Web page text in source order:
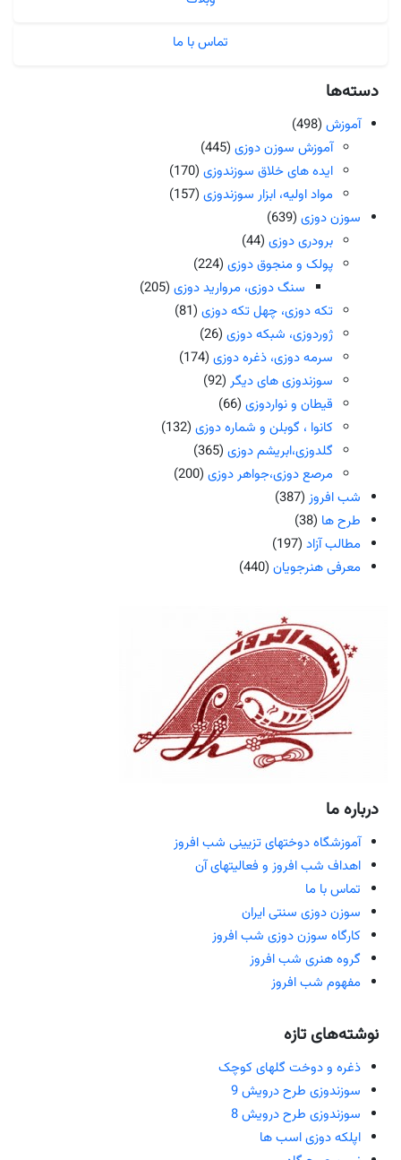
تماس با ما
دسته‌ها
آموزش (498)
آموزش سوزن دوزی (445)
ایده های خلاق سوزندوزی (170)
مواد اولیه، ابزار سوزندوزی (157)
سوزن دوزی (639)
برودری دوزی (44)
پولک و منجوق دوزی (224)
سنگ دوزی، مروارید دوزی(205)
تکه دوزی، چهل تکه دوزی (81)
ژوردوزی، شبکه دوزی (26)
سرمه دوزی، ذغره دوزی (174)
سوزندوزی های دیگر (92)
قیطان و نواردوزی (66)
کانوا ، گوبلن و شماره دوزی (132)
گلدوزی،ابریشم دوزی (365)
مرصع دوزی،جواهر دوزی (200)
شب افروز (387)
طرح ها (38)
مطالب آزاد (197)
معرفی هنرجویان (440)
درباره ما
آموزشگاه دوختهای تزیینی شب افروز
اهداف شب افروز و فعالیتهای آن
تماس با ما
سوزن دوزی سنتی ایران
کارگاه سوزن دوزی شب افروز
گروه هنری شب افروز
مفهوم شب افروز
نوشته‌های تازه
ذغره و دوخت گلهای کوچک
سوزندوزی طرح درویش 9
سوزندوزی طرح درویش 8
اپلکه دوزی اسب ها